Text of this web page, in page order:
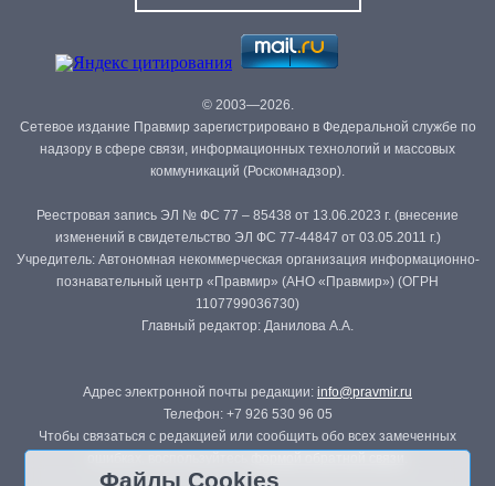
© 2003—2026.
Сетевое издание Правмир зарегистрировано в Федеральной службе по
надзору в сфере связи, информационных технологий и массовых
коммуникаций (Роскомнадзор).
Реестровая запись ЭЛ № ФС 77 – 85438 от 13.06.2023 г. (внесение
изменений в свидетельство ЭЛ ФС 77-44847 от 03.05.2011 г.)
Учредитель: Автономная некоммерческая организация информационно-
познавательный центр «Правмир» (АНО «Правмир») (ОГРН
1107799036730)
Главный редактор: Данилова А.А.
Адрес электронной почты редакции: info@pravmir.ru
Телефон: +7 926 530 96 05
Чтобы связаться с редакцией или сообщить обо всех замеченных
Файлы Cookies